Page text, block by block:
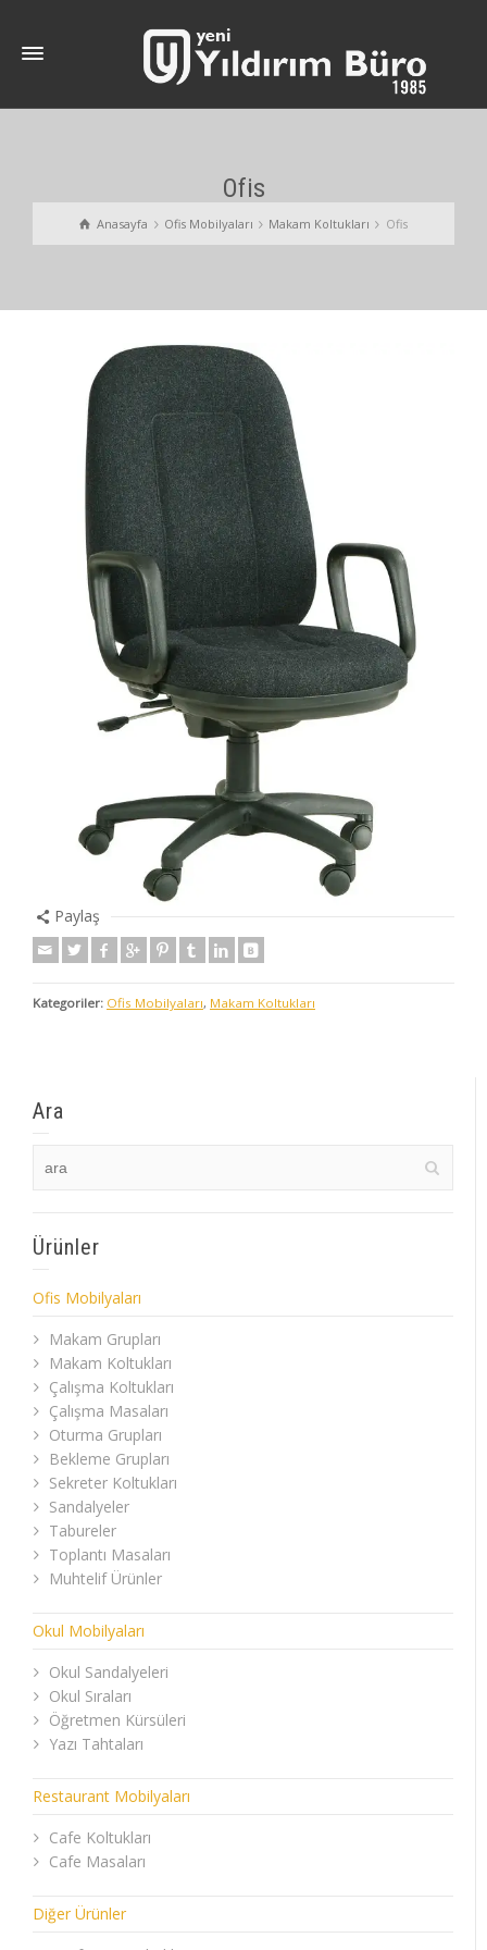
Ofis
Anasayfa Ofis Mobilyaları Makam Koltukları Ofis
Paylaş
Kategoriler: Ofis Mobilyaları, Makam Koltukları
Ara
Ürünler
Ofis Mobilyaları
Makam Grupları
Makam Koltukları
Çalışma Koltukları
Çalışma Masaları
Oturma Grupları
Bekleme Grupları
Sekreter Koltukları
Sandalyeler
Tabureler
Toplantı Masaları
Muhtelif Ürünler
Okul Mobilyaları
Okul Sandalyeleri
Okul Sıraları
Öğretmen Kürsüleri
Yazı Tahtaları
Restaurant Mobilyaları
Cafe Koltukları
Cafe Masaları
Diğer Ürünler